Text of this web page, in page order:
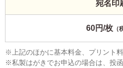
宛名印
60円/枚 （
上記のほかに基本料金、プリント
私製はがきでお申込の場合は、投